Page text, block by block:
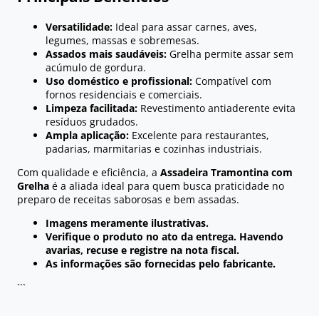
Versatilidade: Ideal para assar carnes, aves,
legumes, massas e sobremesas.
Assados mais saudáveis: Grelha permite assar sem
acúmulo de gordura.
Uso doméstico e profissional: Compatível com
fornos residenciais e comerciais.
Limpeza facilitada: Revestimento antiaderente evita
resíduos grudados.
Ampla aplicação: Excelente para restaurantes,
padarias, marmitarias e cozinhas industriais.
Com qualidade e eficiência, a Assadeira Tramontina com
Grelha é a aliada ideal para quem busca praticidade no
preparo de receitas saborosas e bem assadas.
Imagens meramente ilustrativas.
Verifique o produto no ato da entrega. Havendo
avarias, recuse e registre na nota fiscal.
As informações são fornecidas pelo fabricante.
```